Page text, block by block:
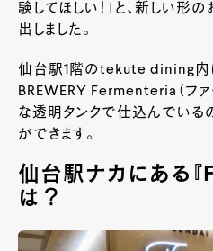
験してほしい！」と、新しい形
出しました。
仙台駅1階のtekute dining内
BREWERY Fermenteria（ファ
な透明タンクで仕込んでいる
ができます。
仙台駅ナカにある『
は？